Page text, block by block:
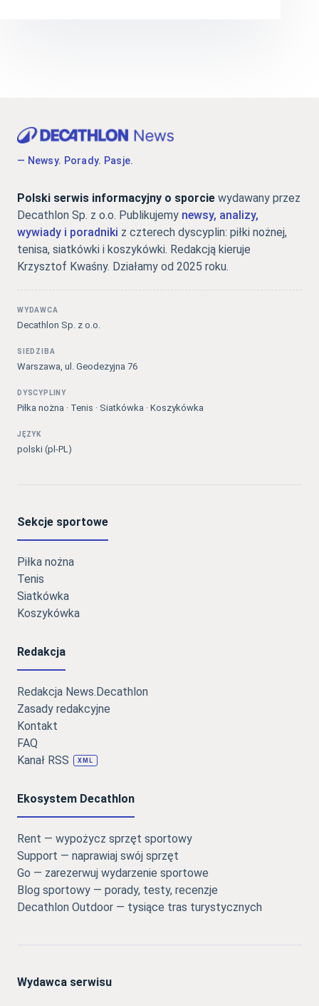
— Newsy. Porady. Pasje.
Polski serwis informacyjny o sporcie wydawany przez
Decathlon Sp. z o.o. Publikujemy newsy, analizy,
wywiady i poradniki z czterech dyscyplin: piłki nożnej,
tenisa, siatkówki i koszykówki. Redakcją kieruje
Krzysztof Kwaśny. Działamy od 2025 roku.
WYDAWCA
Decathlon Sp. z o.o.
SIEDZIBA
Warszawa, ul. Geodezyjna 76
DYSCYPLINY
Piłka nożna · Tenis · Siatkówka · Koszykówka
JĘZYK
polski (pl-PL)
Sekcje sportowe
Piłka nożna
Tenis
Siatkówka
Koszykówka
Redakcja
Redakcja News.Decathlon
Zasady redakcyjne
Kontakt
FAQ
Kanał RSS
XML
Ekosystem Decathlon
Rent — wypożycz sprzęt sportowy
Support — naprawiaj swój sprzęt
Go — zarezerwuj wydarzenie sportowe
Blog sportowy — porady, testy, recenzje
Decathlon Outdoor — tysiące tras turystycznych
Wydawca serwisu